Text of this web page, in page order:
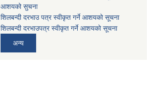
आशयको सुचना
शिलबन्दी दरभाउ पत्र स्वीकृत गर्ने आशयको सूचना
शिलबन्दी दरभाउपत्र स्वीकृत गर्ने आशयको सूचना
अन्य